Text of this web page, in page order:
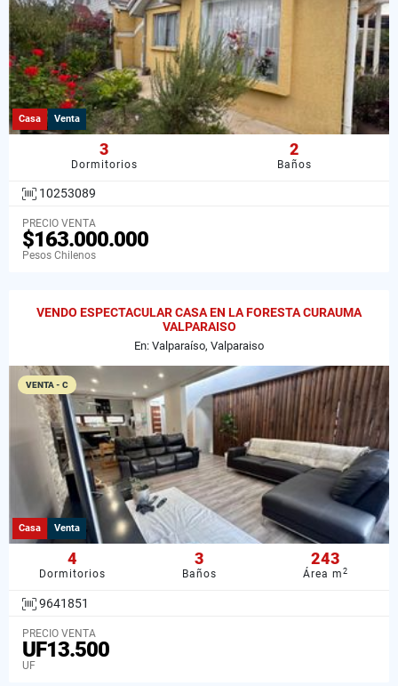
Casa Venta
3
Dormitorios
2
Baños
10253089
PRECIO VENTA
$163.000.000
Pesos Chilenos
VENDO ESPECTACULAR CASA EN LA FORESTA CURAUMA
VALPARAISO
En: Valparaíso, Valparaiso
VENTA - C
Casa Venta
4
Dormitorios
3
Baños
243
Área m2
9641851
PRECIO VENTA
UF13.500
UF